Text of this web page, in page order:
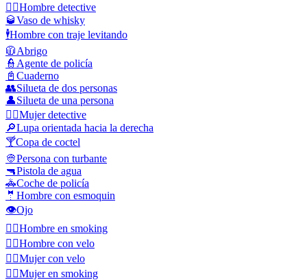
🕵️‍♂️Hombre detective
🥃Vaso de whisky
🕴️Hombre con traje levitando
🧥Abrigo
👮 Agente de policía
📓 Cuaderno
👥Silueta de dos personas
👤Silueta de una persona
🕵️‍♀️Mujer detective
🔎Lupa orientada hacia la derecha
🍸Copa de coctel
👳Persona con turbante
🔫Pistola de agua
🚓Coche de policía
🤵 Hombre con esmoquin
👁️Ojo
🤵‍♂️Hombre en smoking
👰‍♂️Hombre con velo
👰‍♀️Mujer con velo
🤵‍♀️Mujer en smoking